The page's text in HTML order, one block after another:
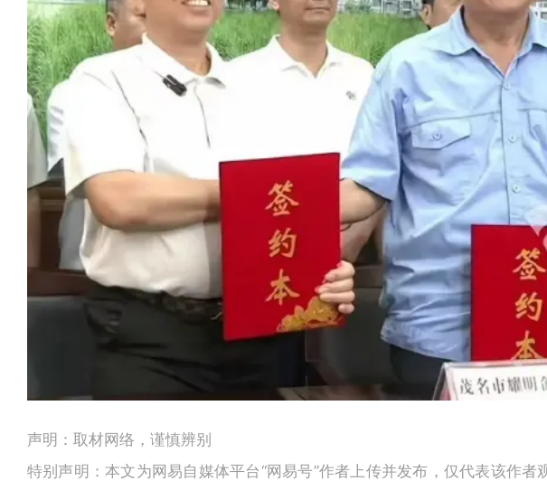
声明：取材网络，谨慎辨别
特别声明：本文为网易自媒体平台“网易号”作者上传并发布，仅代表该作者